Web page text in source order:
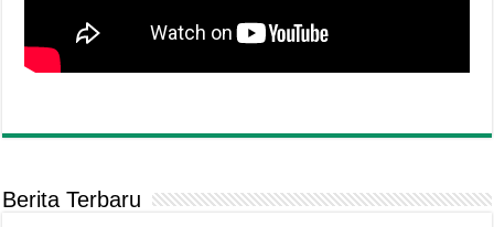
Berita Terbaru